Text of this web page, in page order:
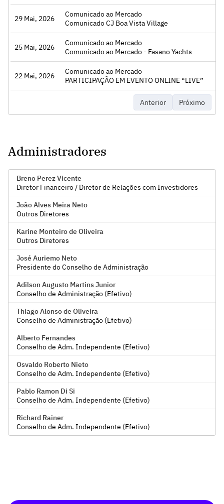
29 Mai, 2026
Comunicado ao Mercado
Comunicado CJ Boa Vista Village
25 Mai, 2026
Comunicado ao Mercado
Comunicado ao Mercado - Fasano Yachts
22 Mai, 2026
Comunicado ao Mercado
PARTICIPAÇÃO EM EVENTO ONLINE “LIVE”
Anterior Próximo
Administradores
Breno Perez Vicente
Diretor Financeiro / Diretor de Relações com Investidores
João Alves Meira Neto
Outros Diretores
Karine Monteiro de Oliveira
Outros Diretores
José Auriemo Neto
Presidente do Conselho de Administração
Adilson Augusto Martins Junior
Conselho de Administração (Efetivo)
Thiago Alonso de Oliveira
Conselho de Administração (Efetivo)
Alberto Fernandes
Conselho de Adm. Independente (Efetivo)
Osvaldo Roberto Nieto
Conselho de Adm. Independente (Efetivo)
Pablo Ramon Di Si
Conselho de Adm. Independente (Efetivo)
Richard Rainer
Conselho de Adm. Independente (Efetivo)